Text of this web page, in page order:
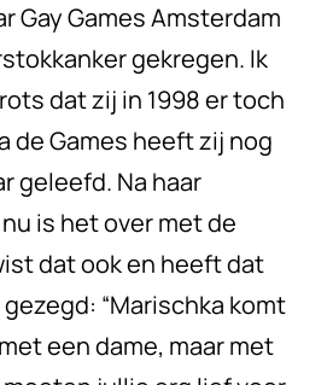
Gay Games Amsterdam
gekregen. Ik
dat zij in 1998 er toch
de Games heeft zij nog
geleefd. Na haar
is het over met de
dat ook en heeft dat
“Marischka komt
een dame, maar met